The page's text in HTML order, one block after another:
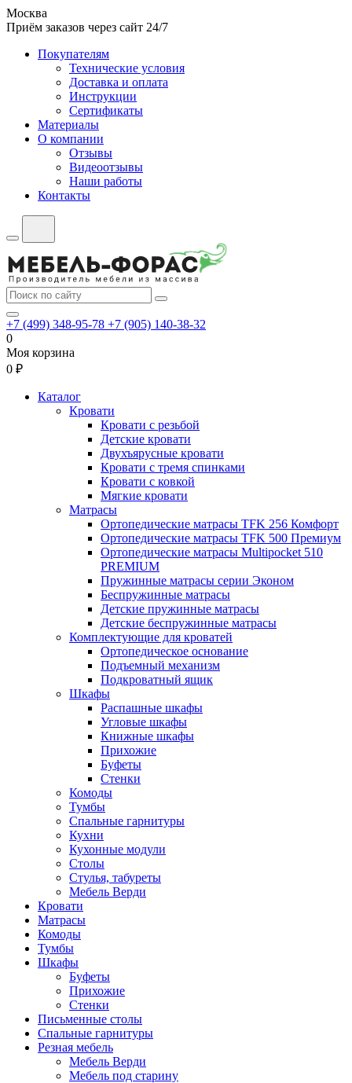
Москва
Приём заказов через сайт 24/7
Покупателям
Технические условия
Доставка и оплата
Инструкции
Сертификаты
Материалы
О компании
Отзывы
Видеоотзывы
Наши работы
Контакты
+7 (499) 348-95-78 +7 (905) 140-38-32
0
Моя корзина
0 ₽
Каталог
Кровати
Кровати с резьбой
Детские кровати
Двухъярусные кровати
Кровати с тремя спинками
Кровати с ковкой
Мягкие кровати
Матрасы
Ортопедические матрасы TFK 256 Комфорт
Ортопедические матрасы TFK 500 Премиум
Ортопедические матрасы Multipocket 510
PREMIUM
Пружинные матрасы серии Эконом
Беспружинные матрасы
Детские пружинные матрасы
Детские беспружинные матрасы
Комплектующие для кроватей
Ортопедическое основание
Подъемный механизм
Подкроватный ящик
Шкафы
Распашные шкафы
Угловые шкафы
Книжные шкафы
Прихожие
Буфеты
Стенки
Комоды
Тумбы
Спальные гарнитуры
Кухни
Кухонные модули
Столы
Стулья, табуреты
Мебель Верди
Кровати
Матрасы
Комоды
Тумбы
Шкафы
Буфеты
Прихожие
Стенки
Письменные столы
Спальные гарнитуры
Резная мебель
Мебель Верди
Мебель под старину